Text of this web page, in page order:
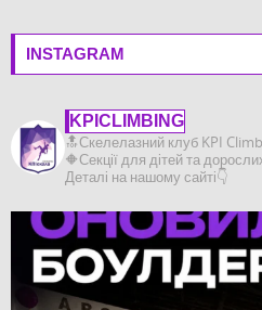
INSTAGRAM
KPICLIMBING
🔝Скелелазний клуб KPI
🔶️Секції для дітей та
Деталі на нашому сайті👇